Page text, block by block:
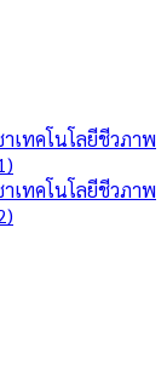
เทคโนโลยีชีวภาพ
เทคโนโลยีชีวภาพ